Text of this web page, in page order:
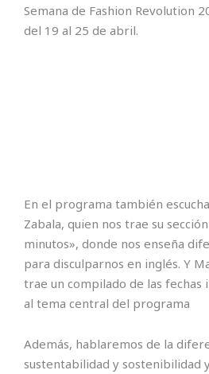
Semana de Fashion Revolution
del 19 al 25 de abril.
En el programa también
Zabala, quien nos trae su
minutos», donde nos enseña
para disculparnos en inglés. Y
trae un compilado de las
al tema central del programa
Además, hablaremos de la
sustentabilidad y sostenibilidad